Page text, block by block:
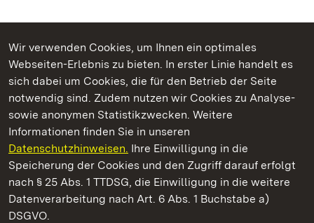
Wir verwenden Cookies, um Ihnen ein optimales
Webseiten-Erlebnis zu bieten. In erster Linie handelt es
sich dabei um Cookies, die für den Betrieb der Seite
notwendig sind. Zudem nutzen wir Cookies zu Analyse-
sowie anonymen Statistikzwecken. Weitere
Informationen finden Sie in unseren
Datenschutzhinweisen. Ihre Einwilligung in die
Speicherung der Cookies und den Zugriff darauf erfolgt
nach § 25 Abs. 1 TTDSG, die Einwilligung in die weitere
Datenverarbeitung nach Art. 6 Abs. 1 Buchstabe a)
DSGVO.
Kommen. Staunen. Genießen.
Schloss Solitude
Staatliche Schlösser und Gärten Baden-Württemberg
Kontakt